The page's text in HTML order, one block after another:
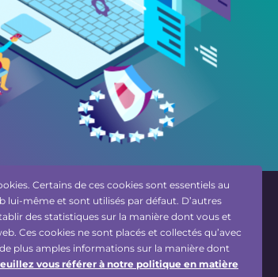
Conçu par:
Certains de ces cookies sont essentiels au
même et sont utilisés par défaut. D’autres
des statistiques sur la manière dont vous et
Ces cookies ne sont placés et collectés qu’avec
plus amples informations sur la manière dont
vous référer à notre politique en matière